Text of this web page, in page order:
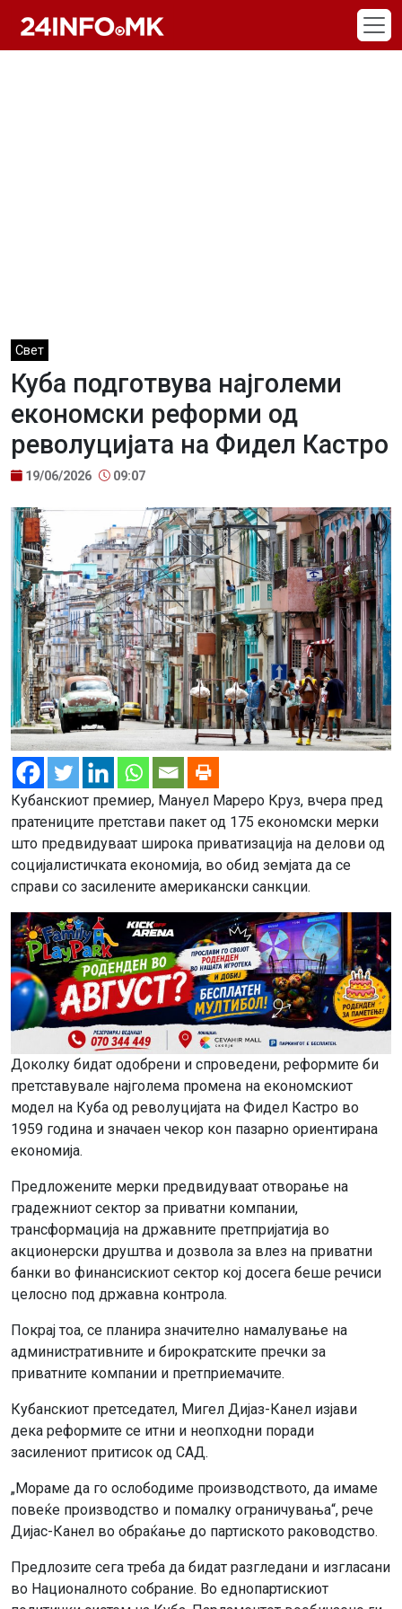
Свет
Куба подготвува најголеми
економски реформи од
револуцијата на Фидел Кастро
19/06/2026 09:07
Кубанскиот премиер, Мануел Мареро Круз, вчера пред
пратениците претстави пакет од 175 економски мерки
што предвидуваат широка приватизација на делови од
социјалистичката економија, во обид земјата да се
справи со засилените американски санкции.
Доколку бидат одобрени и спроведени, реформите би
претставувале најголема промена на економскиот
модел на Куба од револуцијата на Фидел Кастро во
1959 година и значаен чекор кон пазарно ориентирана
економија.
Предложените мерки предвидуваат отворање на
градежниот сектор за приватни компании,
трансформација на државните претпријатија во
акционерски друштва и дозвола за влез на приватни
банки во финансискиот сектор кој досега беше речиси
целосно под државна контрола.
Покрај тоа, се планира значително намалување на
административните и бирократските пречки за
приватните компании и претприемачите.
Кубанскиот претседател, Мигел Дијаз-Канел изјави
дека реформите се итни и неопходни поради
засилениот притисок од САД.
„Мораме да го ослободиме производството, да имаме
повеќе производство и помалку ограничувања“, рече
Дијас-Канел во обраќање до партиското раководство.
Предлозите сега треба да бидат разгледани и изгласани
во Националното собрание. Во еднопартискиот